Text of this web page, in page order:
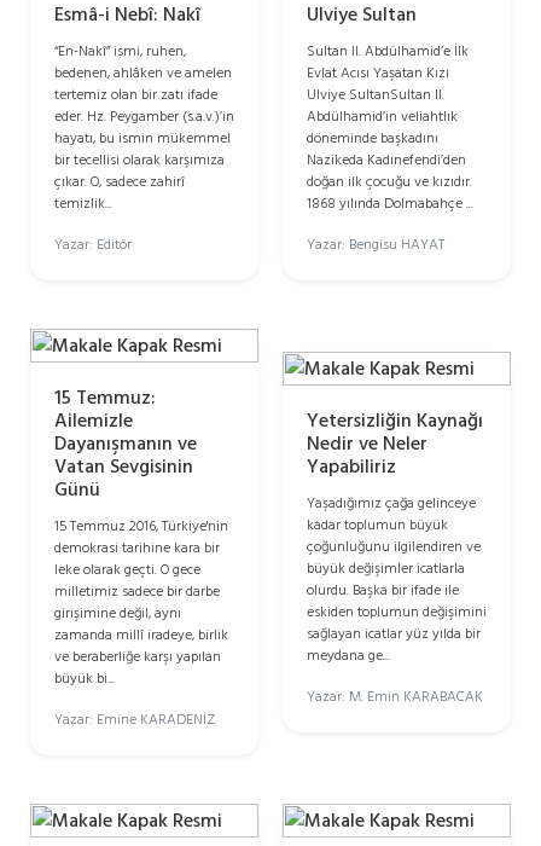
Esmâ-i Nebî: Nakî
“En-Nakî” ismi, ruhen,
bedenen, ahlâken ve amelen
tertemiz olan bir zatı ifade
eder. Hz. Peygamber (s.a.v.)’in
hayatı, bu ismin mükemmel
bir tecellisi olarak karşımıza
çıkar. O, sadece zahirî
temizlik...
Yazar: Editör
Ulviye Sultan
Sultan II. Abdülhamid’e İlk
Evlat Acısı Yaşatan Kızı
Ulviye SultanSultan II.
Abdülhamid’in veliahtlık
döneminde başkadını
Nazikeda Kadınefendi’den
doğan ilk çocuğu ve kızıdır.
1868 yılında Dolmabahçe ...
Yazar: Bengisu HAYAT
15 Temmuz:
Ailemizle
Dayanışmanın ve
Vatan Sevgisinin
Günü
15 Temmuz 2016, Türkiye'nin
demokrasi tarihine kara bir
leke olarak geçti. O gece
milletimiz sadece bir darbe
girişimine değil, aynı
zamanda millî iradeye, birlik
ve beraberliğe karşı yapılan
büyük bi...
Yazar: Emine KARADENİZ
Yetersizliğin Kaynağı
Nedir ve Neler
Yapabiliriz
Yaşadığımız çağa gelinceye
kadar toplumun büyük
çoğunluğunu ilgilendiren ve
büyük değişimler icatlarla
olurdu. Başka bir ifade ile
eskiden toplumun değişimini
sağlayan icatlar yüz yılda bir
meydana ge...
Yazar: M. Emin KARABACAK